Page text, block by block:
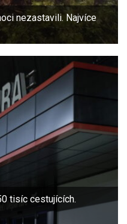
nezastavili. Najvíce
tisíc cestujících.